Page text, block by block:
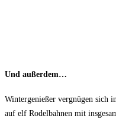
Und außerdem…
Wintergenießer vergnügen sich
auf elf Rodelbahnen mit